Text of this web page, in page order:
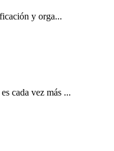
y orga...
cada vez más ...